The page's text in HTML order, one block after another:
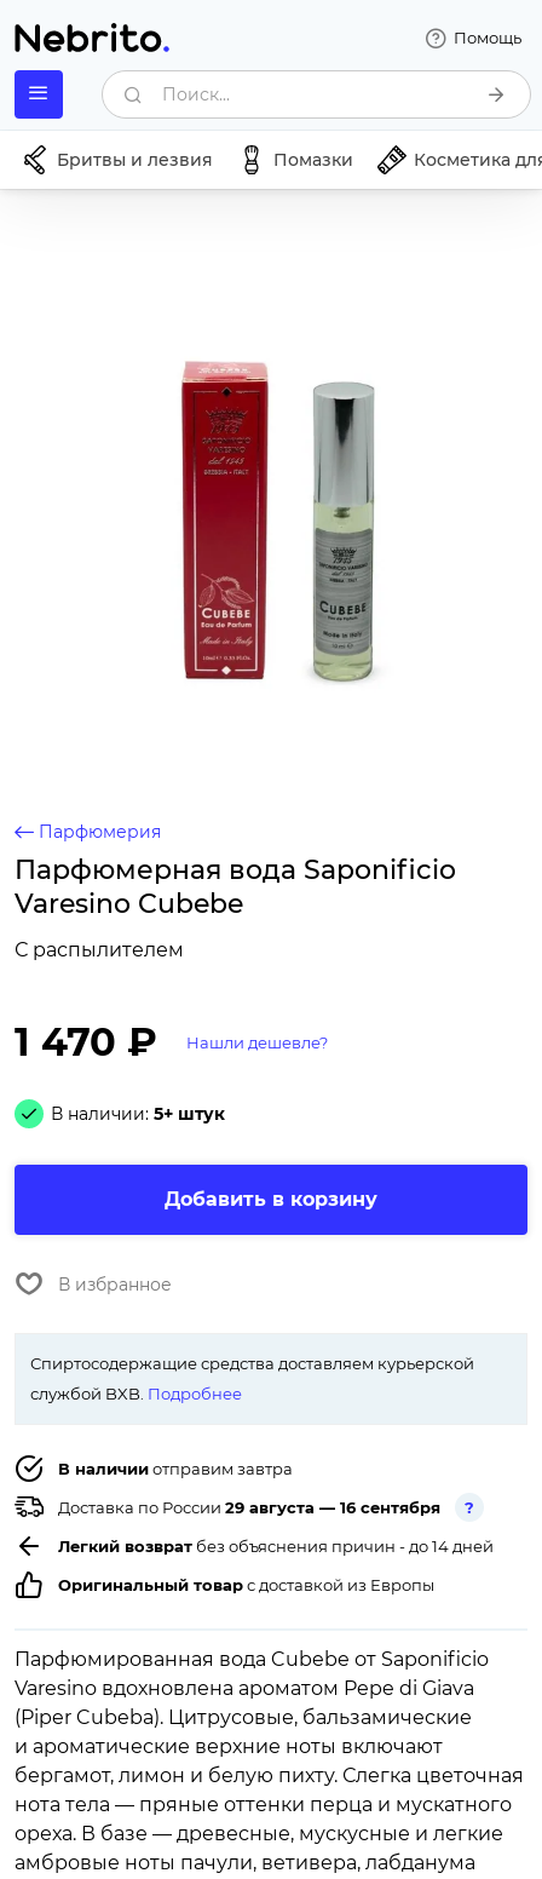
Помощь
Поиск...
Бритвы и лезвия Помазки Косметика
Парфюмерия
Парфюмерная вода Saponificio
Varesino Cubebe
С распылителем
1 470 ₽ Нашли дешевле?
В наличии: 5+ штук
Добавить в корзину
В избранное
Спиртосодержащие средства доставляем курьерской
службой BXB. Подробнее
В наличииотправим завтра
Доставка по России 29 августа — 16 сентября
?
Легкий возврат без объяснения причин - до 14 дней
Оригинальный товарс доставкой из Европы
Парфюмированная вода Cubebe от Saponificio
Varesino вдохновлена ароматом Pepe di Giava
(Piper Cubeba). Цитрусовые, бальзамические
и ароматические верхние ноты включают
бергамот, лимон и белую пихту. Слегка цветочная
нота тела — пряные оттенки перца и мускатного
ореха. В базе — древесные, мускусные и легкие
амбровые ноты пачули, ветивера, лабданума